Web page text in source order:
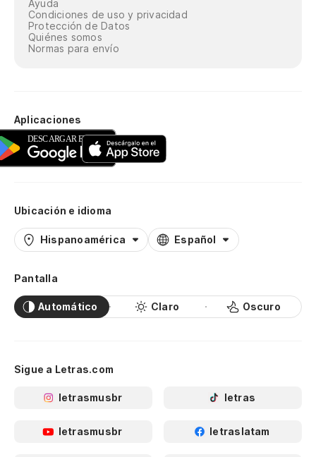
Ayuda
Condiciones de uso y privacidad
Protección de Datos
Quiénes somos
Normas para envío
Aplicaciones
Ubicación e idioma
Hispanoamérica Español
Pantalla
Automático Claro Oscuro
Sigue a Letras.com
letrasmusbr letras
letrasmusbr letraslatam